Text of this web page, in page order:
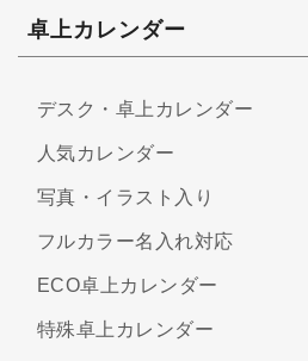
卓上カレンダー
デスク・卓上カレンダー
人気カレンダー
写真・イラスト入り
フルカラー名入れ対応
ECO卓上カレンダー
特殊卓上カレンダー